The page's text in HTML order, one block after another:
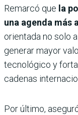
Remarcó que la
una agenda más
orientada no solo
generar mayor
tecnológico y
cadenas
Por último,